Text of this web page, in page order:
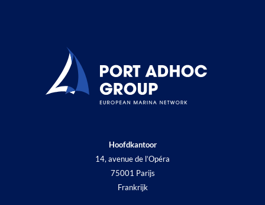
Hoofdkantoor
14, avenue de l’Opéra
75001 Parijs
Frankrijk